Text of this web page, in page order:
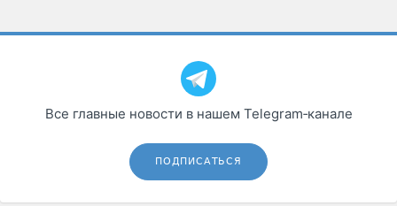
Все главные новости в нашем Telegram‑канале
ПОДПИСАТЬСЯ